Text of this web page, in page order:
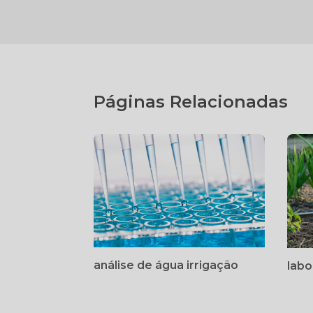
Páginas Relacionadas
análise de água irrigação